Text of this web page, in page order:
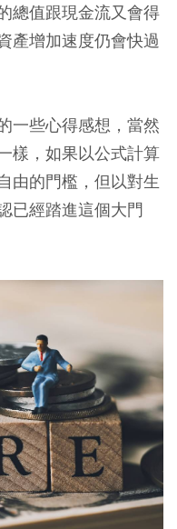
總值跟現金流又會得
產增加速度仍會快過
一些心得感想，當然
樣，如果以公式計算
由的門檻，但以對生
已經踏進這個大門